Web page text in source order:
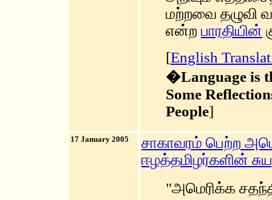
மற்றவை தழுவி
என்ற பாரதியின்
[English
�Language is
Some
People]
17 January 2005
சாகாவரம் பெற்ற
ஈழத்தமிழர்களின்
"அமெரிக்க